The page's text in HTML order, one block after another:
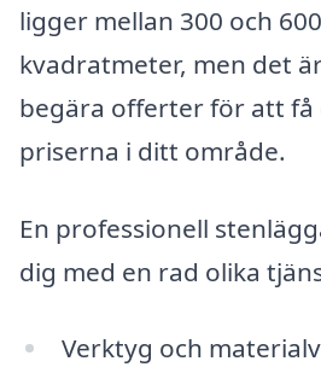
ligger mellan 300 och
kvadratmeter, men det
begära offerter för att få
priserna i ditt område.
En professionell
dig med en rad olika
Verktyg och